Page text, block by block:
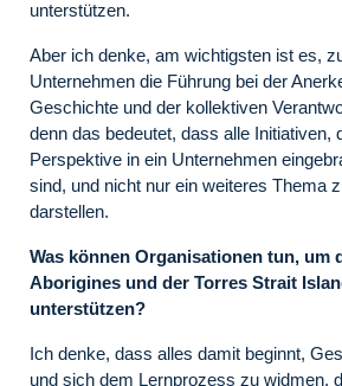
unterstützen.
Aber ich denke, am wichtigsten ist es,
Unternehmen die Führung bei der
Geschichte und der kollektiven
denn das bedeutet, dass alle Initiativen,
Perspektive in ein Unternehmen
sind, und nicht nur ein weiteres Thema
darstellen.
Was können Organisationen tun, um
Aborigines und der Torres Strait
unterstützen?
Ich denke, dass alles damit beginnt,
und sich dem Lernprozess zu widmen,